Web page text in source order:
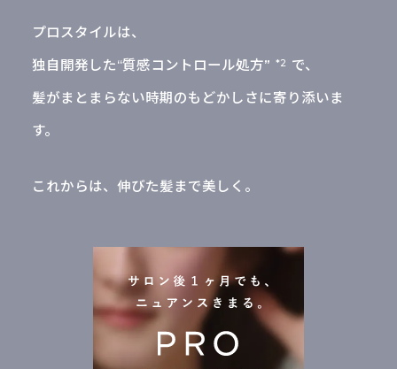
プロスタイルは、
独自開発した“質感コントロール処方” *2
で、
髪がまとまらない時期のもどかしさに寄り添いま
す。
これからは、伸びた髪まで美しく。